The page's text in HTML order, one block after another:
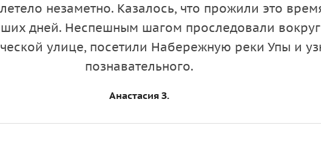
завод, и послушаете историю Кремлевского сада.
вы дойдете прямо до Музейного квартала. А еще выясните,
азбука.
незаметно. Казалось, что прожили это
дней. Неспешным шагом проследовали
улице, посетили Набережную реки Упы и
познавательного.
Анастасия З.